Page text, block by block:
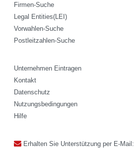
Firmen-Suche
Legal Entities(LEI)
Vorwahlen-Suche
Postleitzahlen-Suche
Unternehmen Eintragen
Kontakt
Datenschutz
Nutzungsbedingungen
Hilfe
Erhalten Sie Unterstützung per E-Mail: